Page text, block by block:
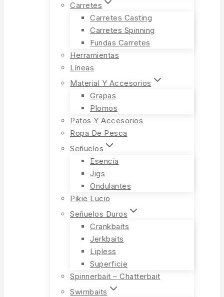
Carretes
Carretes Casting
Carretes Spinning
Fundas Carretes
Herramientas
Líneas
Material Y Accesorios
Grapas
Plomos
Patos Y Accesorios
Ropa De Pesca
Señuelos
Esencia
Jigs
Ondulantes
Pikie Lucio
Señuelos Duros
Crankbaits
Jerkbaits
Lipless
Superficie
Spinnerbait – Chatterbait
Swimbaits